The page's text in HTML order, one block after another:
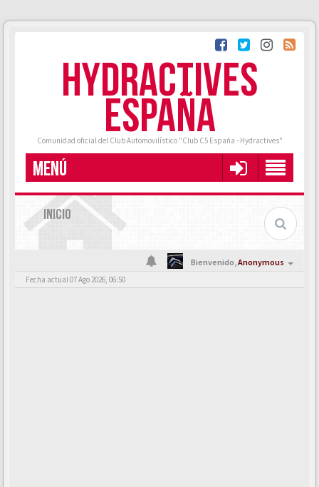
HYDRACTIVES
ESPAÑA
Comunidad oficial del Club Automovilístico "Club C5 España - Hydractives"
MENÚ
INICIO
Bienvenido,Anonymous
Fecha actual 07 Ago 2026, 06:50